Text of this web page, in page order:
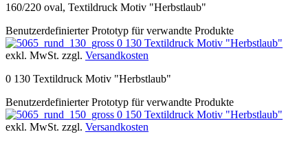
160/220 oval, Textildruck Motiv "Herbstlaub"
Benutzerdefinierter Prototyp für verwandte Produkte
0 130 Textildruck Motiv "Herbstlaub"
exkl. MwSt. zzgl. Versandkosten
0 130 Textildruck Motiv "Herbstlaub"
Benutzerdefinierter Prototyp für verwandte Produkte
0 150 Textildruck Motiv "Herbstlaub"
exkl. MwSt. zzgl. Versandkosten